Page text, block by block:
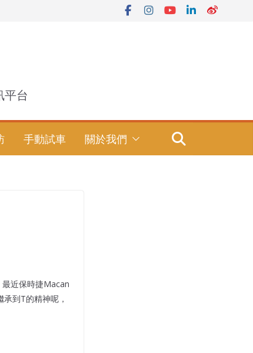
平台
手動試車 關於我們
最近保時捷Macan
到T的精神呢，